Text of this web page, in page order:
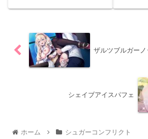
ザルツブルガーノ
シェイブアイスパフェ
ホーム シュガーコンフリクト